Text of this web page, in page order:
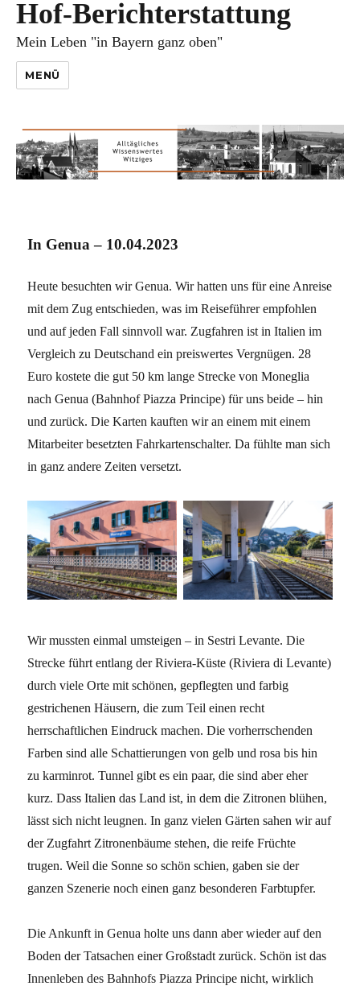
Hof-Berichterstattung
Mein Leben "in Bayern ganz oben"
MENÜ
In Genua – 10.04.2023
Heute besuchten wir Genua. Wir hatten uns für eine Anreise
mit dem Zug entschieden, was im Reiseführer empfohlen
und auf jeden Fall sinnvoll war. Zugfahren ist in Italien im
Vergleich zu Deutschand ein preiswertes Vergnügen. 28
Euro kostete die gut 50 km lange Strecke von Moneglia
nach Genua (Bahnhof Piazza Principe) für uns beide – hin
und zurück. Die Karten kauften wir an einem mit einem
Mitarbeiter besetzten Fahrkartenschalter. Da fühlte man sich
in ganz andere Zeiten versetzt.
Wir mussten einmal umsteigen – in Sestri Levante. Die
Strecke führt entlang der Riviera-Küste (Riviera di Levante)
durch viele Orte mit schönen, gepflegten und farbig
gestrichenen Häusern, die zum Teil einen recht
herrschaftlichen Eindruck machen. Die vorherrschenden
Farben sind alle Schattierungen von gelb und rosa bis hin
zu karminrot. Tunnel gibt es ein paar, die sind aber eher
kurz. Dass Italien das Land ist, in dem die Zitronen blühen,
lässt sich nicht leugnen. In ganz vielen Gärten sahen wir auf
der Zugfahrt Zitronenbäume stehen, die reife Früchte
trugen. Weil die Sonne so schön schien, gaben sie der
ganzen Szenerie noch einen ganz besonderen Farbtupfer.
Die Ankunft in Genua holte uns dann aber wieder auf den
Boden der Tatsachen einer Großstadt zurück. Schön ist das
Innenleben des Bahnhofs Piazza Principe nicht, wirklich